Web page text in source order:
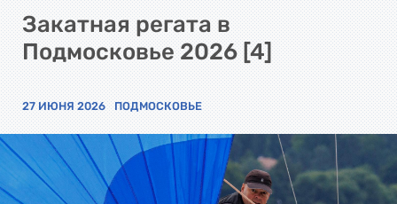
Закатная регата в
Подмосковье 2026 [4]
27 ИЮНЯ 2026 ПОДМОСКОВЬЕ